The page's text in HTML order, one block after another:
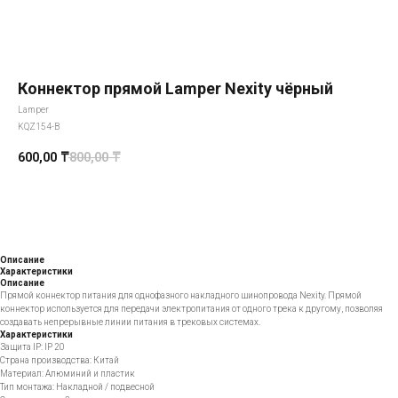
Коннектор прямой Lamper Nexity чёрный
Lamper
KQZ154-B
600,00 ₸800,00 ₸
Описание
Характеристики
Описание
Прямой коннектор питания для однофазного накладного шинопровода Nexity. Прямой
коннектор используется для передачи электропитания от одного трека к другому, позволяя
создавать непрерывные линии питания в трековых системах.
Характеристики
Защита IP: IP 20
Страна производства: Китай
Материал: Алюминий и пластик
Тип монтажа: Накладной / подвесной